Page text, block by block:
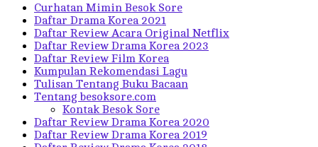
Curhatan Mimin Besok Sore
Daftar Drama Korea 2021
Daftar Review Acara Original Netflix
Daftar Review Drama Korea 2023
Daftar Review Film Korea
Kumpulan Rekomendasi Lagu
Tulisan Tentang Buku Bacaan
Tentang besoksore.com
Kontak Besok Sore
Daftar Review Drama Korea 2020
Daftar Review Drama Korea 2019